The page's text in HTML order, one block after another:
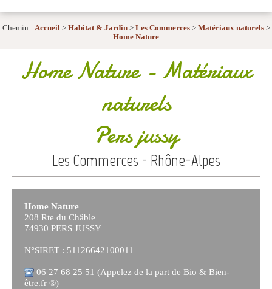
Chemin : Accueil> Habitat & Jardin> Les Commerces> Matériaux naturels>
Home Nature
Home Nature- Matériaux
naturels
Pers jussy
Les Commerces - Rhône-Alpes
Home Nature
208 Rte du Châble
74930 PERS JUSSY
N°SIRET : 51126642100011
06 27 68 25 51 (Appelez de la part de Bio & Bien-
être.fr ®)